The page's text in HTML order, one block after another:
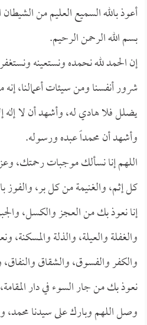
أعوذ بالله السميع العليم من
بسم الله الرحمن الرحيم.
إن الحمد لله نحمده ونستعينه
شرور أنفسنا ومن سيئات أعمالنا،
يضلل فلا هادي له، وأشهد أن لا إله
وأشهد أن محمداً عبده ورسوله.
اللهم إنا نسألك موجبات رحمتك،
كل إثم، والغنيمة من كل بر، والفوز
إنا نعوذ بك من العجز والكسل،
والغفلة والعيلة، والذلة والمسكنة،
والكفر والفسوق، والشقاق والنفاق،
نعوذ بك من جار السوء في دار
وصل اللهم وبارك على سيدنا